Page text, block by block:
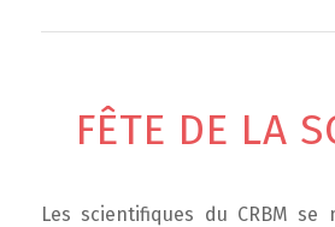
FÊTE DE LA
Les scientifiques du CRBM se